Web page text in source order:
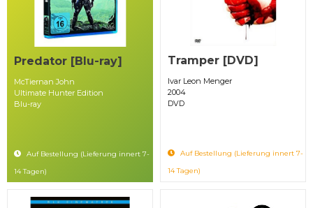
Predator [Blu-ray]
McTiernan John
Ultimate Hunter Edition
Blu-ray
Auf Bestellung (Lieferung innert 7-
14 Tagen)
Tramper [DVD]
Ivar Leon Menger
2004
DVD
Auf Bestellung (Lieferung innert 7-
14 Tagen)